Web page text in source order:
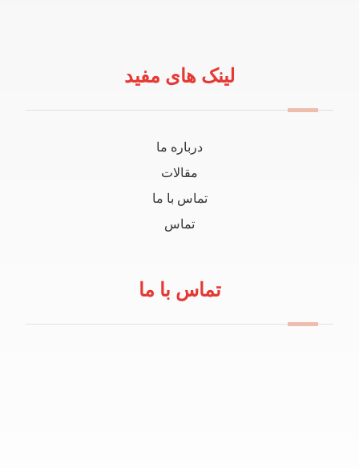
لینک های مفید
درباره ما
مقالات
تماس با ما
تماس
تماس با ما